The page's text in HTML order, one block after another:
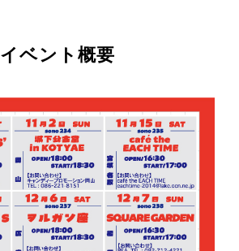
イベント概要